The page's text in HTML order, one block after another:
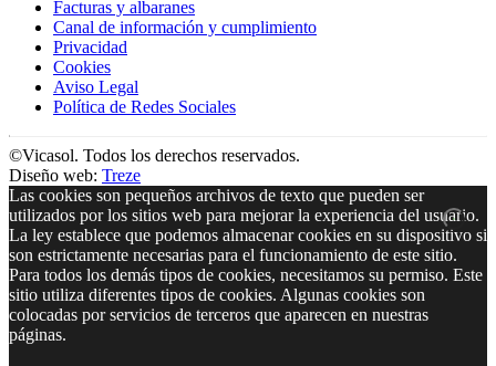
Facturas y albaranes
Canal de información y cumplimiento
Privacidad
Cookies
Aviso Legal
Política de Redes Sociales
©Vicasol. Todos los derechos reservados.
Diseño web: Treze
Las cookies son pequeños archivos de texto que pueden ser
utilizados por los sitios web para mejorar la experiencia del usuario.
La ley establece que podemos almacenar cookies en su dispositivo si
son estrictamente necesarias para el funcionamiento de este sitio.
Para todos los demás tipos de cookies, necesitamos su permiso. Este
sitio utiliza diferentes tipos de cookies. Algunas cookies son
colocadas por servicios de terceros que aparecen en nuestras
páginas.